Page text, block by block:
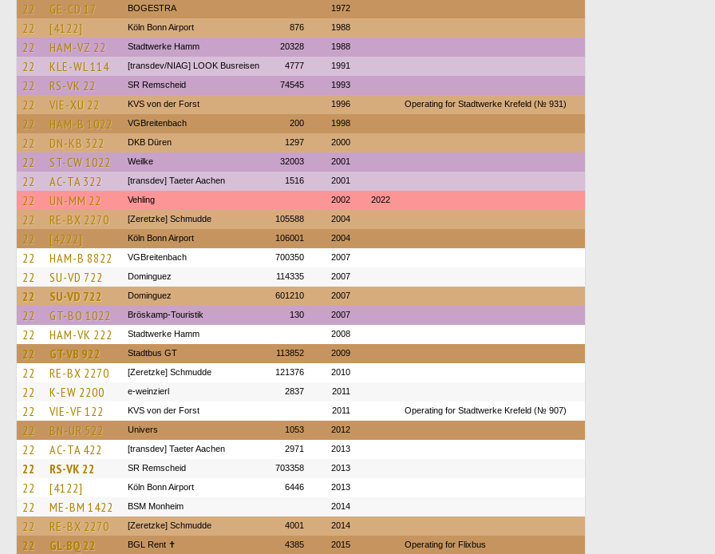
22 GE-CD 17 BOGESTRA 1972
22 [4122] Köln Bonn Airport 876 1988
22 HAM-VZ 22 Stadtwerke Hamm 20328 1988
22 KLE-WL 114 [transdev/NIAG] LOOK Busreisen 4777 1991
22 RS-VK 22 SR Remscheid 74545 1993
22 VIE-XU 22 KVS von der Forst 1996 Operating for Stadtwerke Krefeld (№ 931)
22 HAM-B 1022 VGBreitenbach 200 1998
22 DN-KB 322 DKB Düren 1297 2000
22 ST-CW 1022 Weilke 32003 2001
22 AC-TA 322 [transdev] Taeter Aachen 1516 2001
22 UN-MM 22 Vehling 2002 2022
22 RE-BX 2270 [Zeretzke] Schmudde 105588 2004
22 [4222] Köln Bonn Airport 106001 2004
22 HAM-B 8822 VGBreitenbach 700350 2007
22 SU-VD 722 Dominguez 114335 2007
22 SU-VD 722 Dominguez 601210 2007
22 GT-BO 1022 Bröskamp-Touristik 130 2007
22 HAM-VK 222 Stadtwerke Hamm 2008
22 GT-VB 922 Stadtbus GT 113852 2009
22 RE-BX 2270 [Zeretzke] Schmudde 121376 2010
22 K-EW 2200 e-weinzierl 2837 2011
22 VIE-VF 122 KVS von der Forst 2011 Operating for Stadtwerke Krefeld (№ 907)
22 BN-UR 522 Univers 1053 2012
22 AC-TA 422 [transdev] Taeter Aachen 2971 2013
22 RS-VK 22 SR Remscheid 703358 2013
22 [4122] Köln Bonn Airport 6446 2013
22 ME-BM 1422 BSM Monheim 2014
22 RE-BX 2270 [Zeretzke] Schmudde 4001 2014
22 GL-BQ 22 BGL Rent ✝︎ 4385 2015 Operating for Flixbus